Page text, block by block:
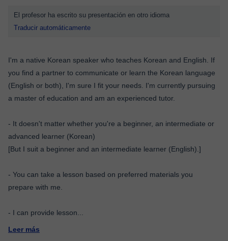
El profesor ha escrito su presentación en otro idioma
Traducir automáticamente
I'm a native Korean speaker who teaches Korean and English. If
you find a partner to communicate or learn the Korean language
(English or both), I'm sure I fit your needs. I'm currently pursuing
a master of education and am an experienced tutor.
- It doesn't matter whether you're a beginner, an intermediate or
advanced learner (Korean)
[But I suit a beginner and an intermediate learner (English).]
- You can take a lesson based on preferred materials you
prepare with me.
- I can provide lesson
Leer más